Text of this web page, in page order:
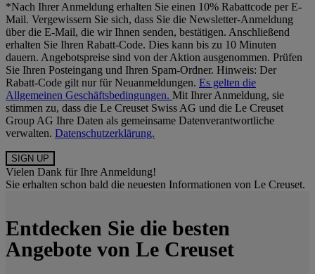
*Nach Ihrer Anmeldung erhalten Sie einen 10% Rabattcode per E-
Mail. Vergewissern Sie sich, dass Sie die Newsletter-Anmeldung
über die E-Mail, die wir Ihnen senden, bestätigen. Anschließend
erhalten Sie Ihren Rabatt-Code. Dies kann bis zu 10 Minuten
dauern. Angebotspreise sind von der Aktion ausgenommen. Prüfen
Sie Ihren Posteingang und Ihren Spam-Ordner. Hinweis: Der
Rabatt-Code gilt nur für Neuanmeldungen. Es gelten die
Allgemeinen Geschäftsbedingungen. Mit Ihrer Anmeldung, sie
stimmen zu, dass die Le Creuset Swiss AG und die Le Creuset
Group AG Ihre Daten als gemeinsame Datenverantwortliche
verwalten. Datenschutzerklärung.
Vielen Dank für Ihre Anmeldung!
Sie erhalten schon bald die neuesten Informationen von Le Creuset.
Entdecken Sie die besten
Angebote von Le Creuset